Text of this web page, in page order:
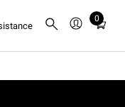
0
Total
cart: